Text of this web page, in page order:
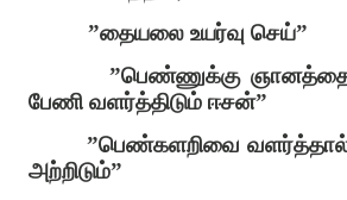
”தையலை உயர்வு செய்”
”பெண்ணுக்கு
பேணி வளர்த்திடும் ஈசன்”
”பெண்களறிவை
அற்றிடும்”